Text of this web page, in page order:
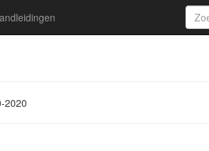
2020